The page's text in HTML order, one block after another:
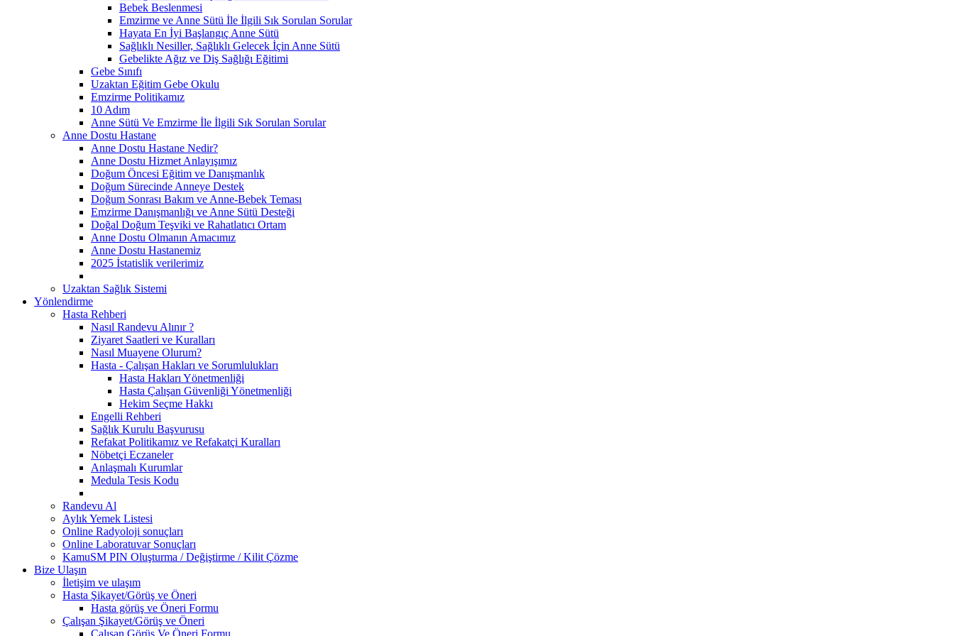
Bebek Beslenmesi
Emzirme ve Anne Sütü İle İlgili Sık Sorulan Sorular
Hayata En İyi Başlangıç Anne Sütü
Sağlıklı Nesiller, Sağlıklı Gelecek İçin Anne Sütü
Gebelikte Ağız ve Diş Sağlığı Eğitimi
Gebe Sınıfı
Uzaktan Eğitim Gebe Okulu
Emzirme Politikamız
10 Adım
Anne Sütü Ve Emzirme İle İlgili Sık Sorulan Sorular
Anne Dostu Hastane
Anne Dostu Hastane Nedir?
Anne Dostu Hizmet Anlayışımız
Doğum Öncesi Eğitim ve Danışmanlık
Doğum Sürecinde Anneye Destek
Doğum Sonrası Bakım ve Anne-Bebek Teması
Emzirme Danışmanlığı ve Anne Sütü Desteği
Doğal Doğum Teşviki ve Rahatlatıcı Ortam
Anne Dostu Olmanın Amacımız
Anne Dostu Hastanemiz
2025 İstatislik verilerimiz
Uzaktan Sağlık Sistemi
Yönlendirme
Hasta Rehberi
Nasıl Randevu Alınır ?
Ziyaret Saatleri ve Kuralları
Nasıl Muayene Olurum?
Hasta - Çalışan Hakları ve Sorumlulukları
Hasta Hakları Yönetmenliği
Hasta Çalışan Güvenliği Yönetmenliği
Hekim Seçme Hakkı
Engelli Rehberi
Sağlık Kurulu Başvurusu
Refakat Politikamız ve Refakatçi Kuralları
Nöbetçi Eczaneler
Anlaşmalı Kurumlar
Medula Tesis Kodu
Randevu Al
Aylık Yemek Listesi
Online Radyoloji sonuçları
Online Laboratuvar Sonuçları
KamuSM PIN Oluşturma / Değiştirme / Kilit Çözme
Bize Ulaşın
İletişim ve ulaşım
Hasta Şikayet/Görüş ve Öneri
Hasta görüş ve Öneri Formu
Çalışan Şikayet/Görüş ve Öneri
Çalışan Görüş Ve Öneri Formu